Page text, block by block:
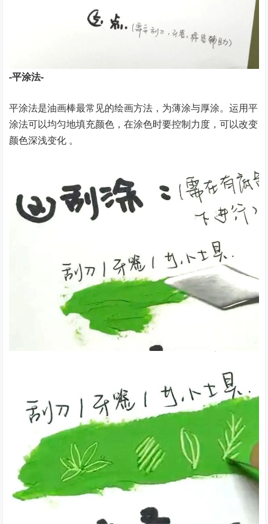
-平涂法-
平涂法是油画棒最常见的绘画方法，为薄涂与厚涂。运用平
涂法可以均匀地填充颜色，在涂色时要控制力度，可以改变
颜色深浅变化 。